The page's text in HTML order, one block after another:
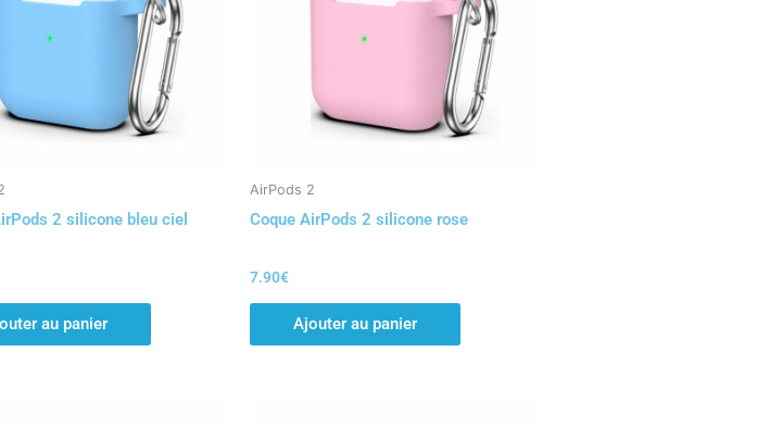
2 silicone bleu ciel
au panier
AirPods 2
Coque AirPods 2 silicone rose
7.90€
Ajouter au panier